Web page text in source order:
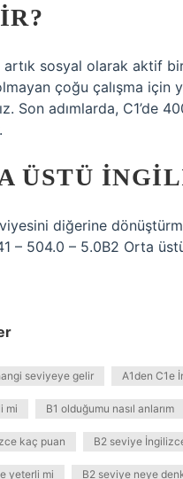
artık sosyal olarak aktif
çoğu çalışma
Son adımlarda,
ÜSTÜ
diğerine
– 504.0 – 5.0B2 Orta
seviyeye gelir A1den C1e
mi B1 olduğumu nasıl anlarım
kaç puan B2 seviye
yeterli mi B2 seviye neye